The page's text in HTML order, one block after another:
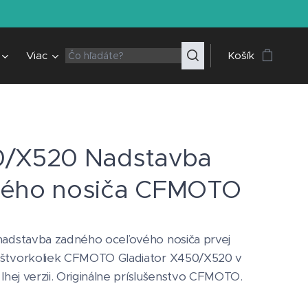
Viac Košík
X520 Nadstavba
nosiča CFMOTO
zadného oceľového nosiča prvej
CFMOTO Gladiator X450/X520 v
verzii. Originálne príslušenstvo CFMOTO.